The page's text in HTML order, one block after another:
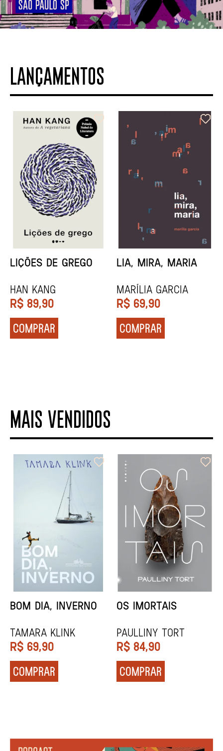
LANÇAMENTOS
MINHA MÃE E A
Marina Tvetáieva
R$ 49,90
COMPRAR
TODA CAIXA-PRETA
Jeovanna Vieira
R$ 89,90
COMPRAR
MAIS VENDIDOS
ORIXÁS
REGINALDO PRANDI
R$ 79,90
COMPRAR
ORAÇÃO PARA
Socorro Acioli
R$ 74,90
COMPRAR